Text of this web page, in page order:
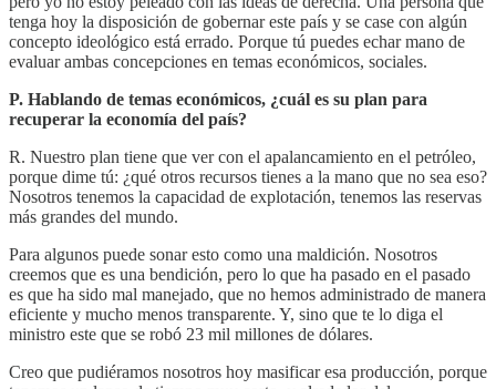
tenga hoy la disposición de gobernar este país y se case con algún
concepto ideológico está errado. Porque tú puedes echar mano de
evaluar ambas concepciones en temas económicos, sociales.
P. Hablando de temas económicos, ¿cuál es su plan para
recuperar la economía del país?
R. Nuestro plan tiene que ver con el apalancamiento en el petróleo,
porque dime tú: ¿qué otros recursos tienes a la mano que no sea eso?
Nosotros tenemos la capacidad de explotación, tenemos las reservas
más grandes del mundo.
Para algunos puede sonar esto como una maldición. Nosotros
creemos que es una bendición, pero lo que ha pasado en el pasado
es que ha sido mal manejado, que no hemos administrado de manera
eficiente y mucho menos transparente. Y, sino que te lo diga el
ministro este que se robó 23 mil millones de dólares.
Creo que pudiéramos nosotros hoy masificar esa producción, porque